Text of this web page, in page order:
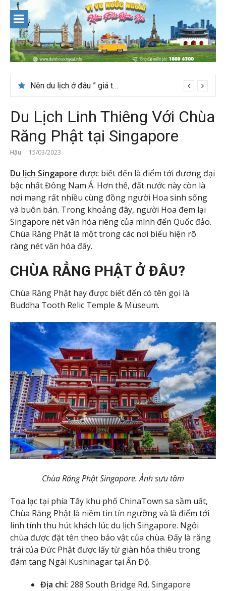
content
Nên du lịch ở đâu ” giá tốt” dịp lễ quốc khánh 2/9
Du Lịch Linh Thiêng Với Chùa
Răng Phật tại Singapore
Hậu 15/03/2023
Du lịch Singapore được biết đến là điểm tới đương đại
bậc nhất Đông Nam Á. Hơn thế, đất nước này còn là
nơi mang rất nhiều cùng đồng người Hoa sinh sống
và buôn bán. Trong khoảng đây, người Hoa đem lại
Singapore nét văn hóa riêng của mình đến Quốc đảo.
Chùa Răng Phật là một trong các nơi biểu hiện rõ
ràng nét văn hóa đấy.
CHÙA RẲNG PHẬT Ở ĐÂU?
Chùa Răng Phật hay được biết đến có tên gọi là
Buddha Tooth Relic Temple & Museum.
Chùa Răng Phật Singapore. Ảnh sưu tầm
Tọa lạc tại phía Tây khu phố ChinaTown sa sầm uất,
Chùa Răng Phật là niềm tin tín ngưỡng và là điểm tới
linh tính thu hút khách lúc du lịch Singapore. Ngôi
chùa được đặt tên theo bảo vật của chùa. Đấy là răng
trái của Đức Phật được lấy từ giàn hỏa thiêu trong
đám tang Ngài Kushinagar tại Ấn Độ.
Địa chỉ: 288 South Bridge Rd, Singapore